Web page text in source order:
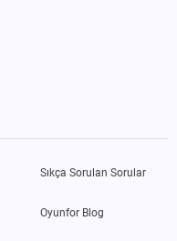
Sıkça Sorulan Sorular
Oyunfor Blog